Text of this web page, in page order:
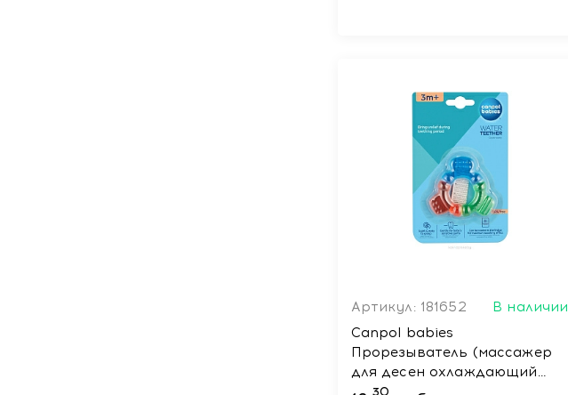
Артикул: 181652
В наличии
Canpol babies
Прорезыватель (массажер
для десен охлаждающий
Радуга) арт. 2/859
30